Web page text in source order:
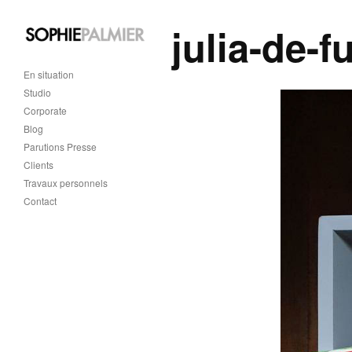
En situation
Studio
Corporate
Blog
Parutions Presse
Clients
Travaux personnels
Contact
julia-de-